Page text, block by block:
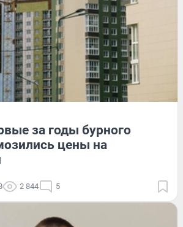
за годы бурного
цены на
2 844 5